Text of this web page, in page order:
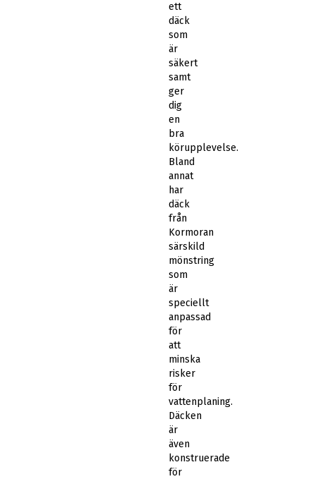
ett
däck
som
är
säkert
samt
ger
dig
en
bra
körupplevelse.
Bland
annat
har
däck
från
Kormoran
särskild
mönstring
som
är
speciellt
anpassad
för
att
minska
risker
för
vattenplaning.
Däcken
är
även
konstruerade
för